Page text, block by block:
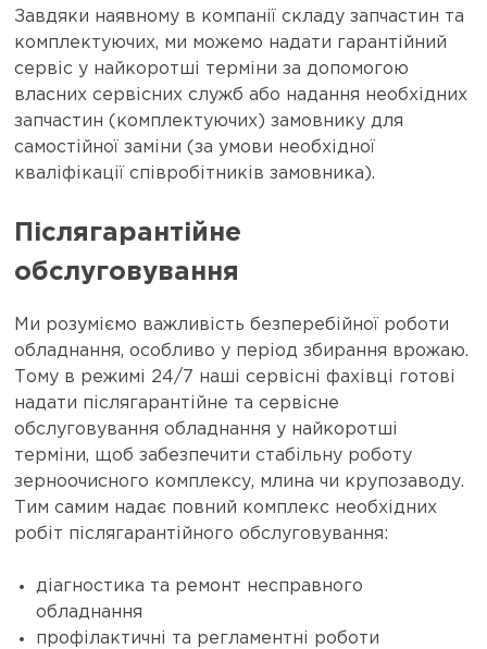
Завдяки наявному в компанії складу запчастин та
комплектуючих, ми можемо надати гарантійний
сервіс у найкоротші терміни за допомогою
власних сервісних служб або надання необхідних
запчастин (комплектуючих) замовнику для
самостійної заміни (за умови необхідної
кваліфікації співробітників замовника).
Післягарантійне
обслуговування
Ми розуміємо важливість безперебійної роботи
обладнання, особливо у період збирання врожаю.
Тому в режимі 24/7 наші сервісні фахівці готові
надати післягарантійне та сервісне
обслуговування обладнання у найкоротші
терміни, щоб забезпечити стабільну роботу
зерноочисного комплексу, млина чи крупозаводу.
Тим самим надає повний комплекс необхідних
робіт післягарантійного обслуговування:
діагностика та ремонт несправного
обладнання
профілактичні та регламентні роботи